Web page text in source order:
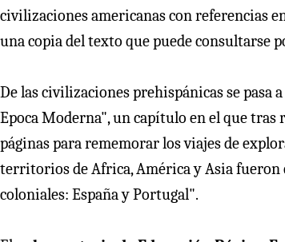
civilizaciones americanas con referencias
una copia del texto que puede consultarse
De las civilizaciones prehispánicas se pasa
Epoca Moderna", un capítulo en el que tras
páginas para rememorar los viajes de
territorios de Africa, América y Asia
coloniales: España y Portugal".